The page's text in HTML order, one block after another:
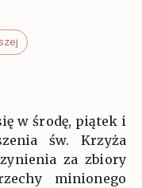
w środę, piątek i
św. Krzyża
za zbiory
minionego